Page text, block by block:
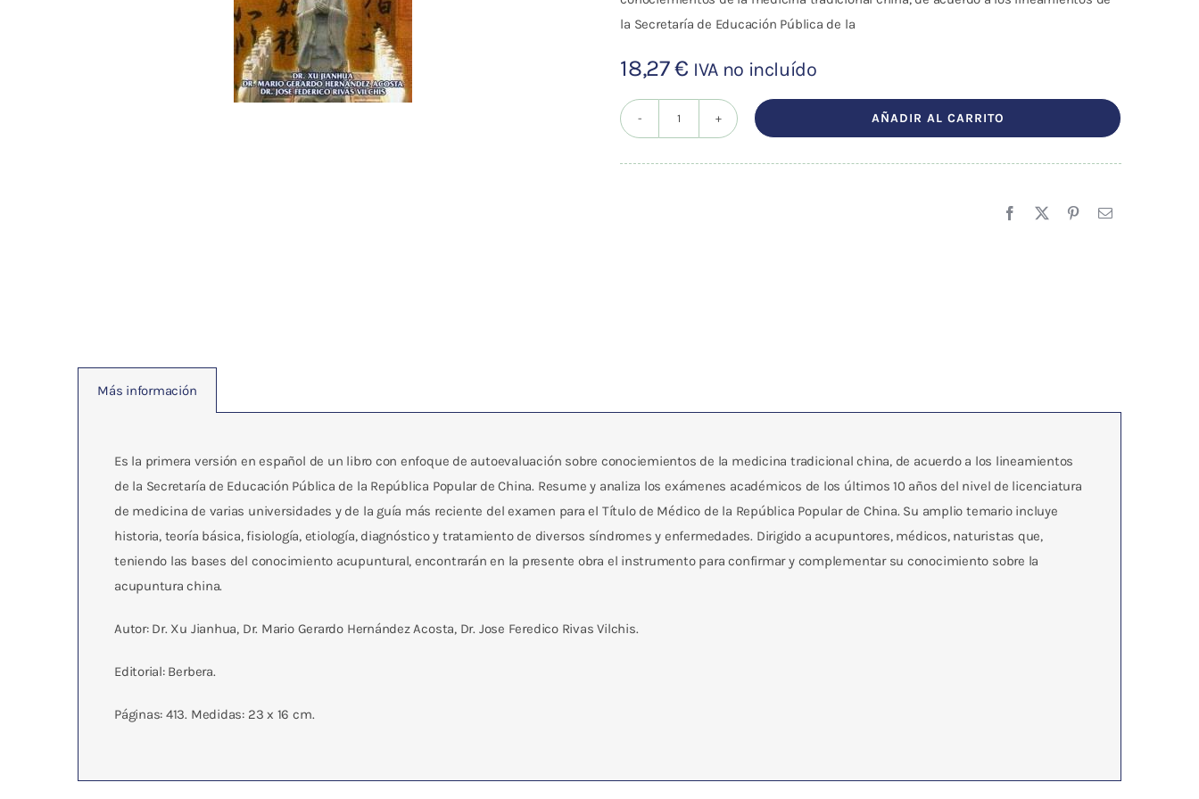
la Secretaría de Educación Pública de la
18,27€ IVA no incluído
ACUPUNTURA
AÑADIR AL CARRITO
Más información
Es la primera versión en español de un libro con enfoque de autoevaluación sobre conociemientos de la medicina tradicional china, de acuerdo a los lineamientos
de la Secretaría de Educación Pública de la República Popular de China. Resume y analiza los exámenes académicos de los últimos 10 años del nivel de licenciatura
de medicina de varias universidades y de la guía más reciente del examen para el Título de Médico de la República Popular de China. Su amplio temario incluye
historia, teoría básica, fisiología, etiología, diagnóstico y tratamiento de diversos síndromes y enfermedades. Dirigido a acupuntores, médicos, naturistas que,
teniendo las bases del conocimiento acupuntural, encontrarán en la presente obra el instrumento para confirmar y complementar su conocimiento sobre la
acupuntura china.
Autor: Dr. Xu Jianhua, Dr. Mario Gerardo Hernández Acosta, Dr. Jose Feredico Rivas Vilchis.
Editorial: Berbera.
Páginas: 413. Medidas: 23 x 16 cm.